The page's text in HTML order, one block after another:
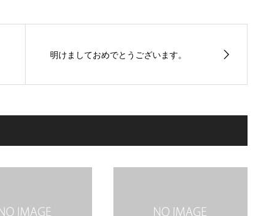
明けましておめでとうございます。